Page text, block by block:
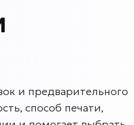
и предварительного
способ печати,